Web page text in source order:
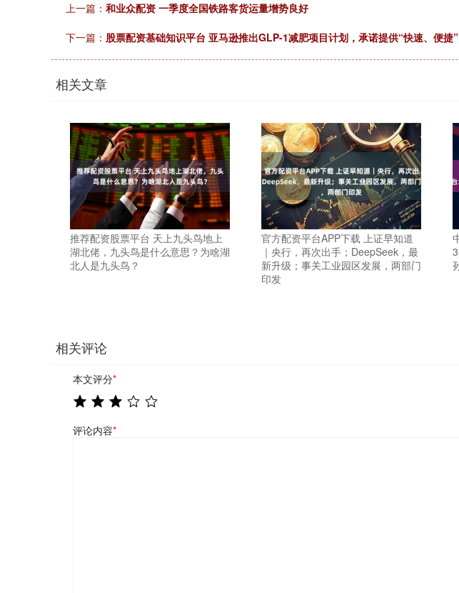
上一篇： 和业众配资 一季度全国铁路客货运量增势良好
下一篇： 股票配资基础知识平台 亚马逊推出GLP-1减肥项目计划，承诺提供“快速、便捷
相关文章
推荐配资股票平台 天上九头鸟地上
湖北佬，九头鸟是什么意思？为啥湖
北人是九头鸟？
官方配资平台APP下载 上证早知道
｜央行，再次出手；DeepSeek，最
新升级；事关工业园区发展，两部门
印发
相关评论
本文评分*
评论内容*